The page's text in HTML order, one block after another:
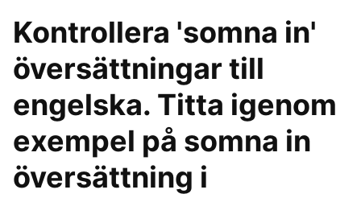
Kontrollera 'somna in'
översättningar till
engelska. Titta igenom
exempel på somna in
översättning i